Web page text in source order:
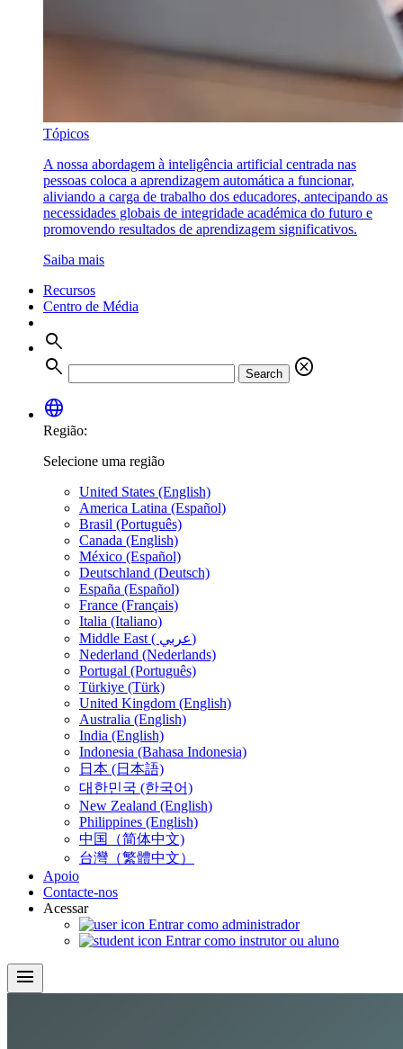
Tópicos
A nossa abordagem à inteligência artificial centrada nas
pessoas coloca a aprendizagem automática a funcionar,
aliviando a carga de trabalho dos educadores, antecipando as
necessidades globais de integridade académica do futuro e
promovendo resultados de aprendizagem significativos.
Saiba mais
Recursos
Centro de Média
search
search
Search
cancel
language
Região:
Selecione uma região
United States (English)
America Latina (Español)
Brasil (Português)
Canada (English)
México (Español)
Deutschland (Deutsch)
España (Español)
France (Français)
Italia (Italiano)
Middle East ( عربي)
Nederland (Nederlands)
Portugal (Português)
Türkiye (Türk)
United Kingdom (English)
Australia (English)
India (English)
Indonesia (Bahasa Indonesia)
日本 (日本語)
대한민국 (한국어)
New Zealand (English)
Philippines (English)
中国（简体中文)
台灣（繁體中文）
Apoio
Contacte-nos
Acessar
Entrar como administrador
Entrar como instrutor ou aluno
menu